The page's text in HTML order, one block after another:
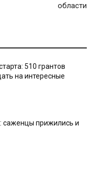
области
510 грантов
на интересные
саженцы прижились и